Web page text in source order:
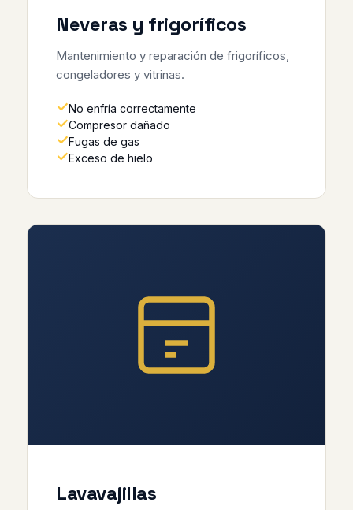
Neveras y frigoríficos
Mantenimiento y reparación de frigoríficos,
congeladores y vitrinas.
No enfría correctamente
Compresor dañado
Fugas de gas
Exceso de hielo
Lavavajillas